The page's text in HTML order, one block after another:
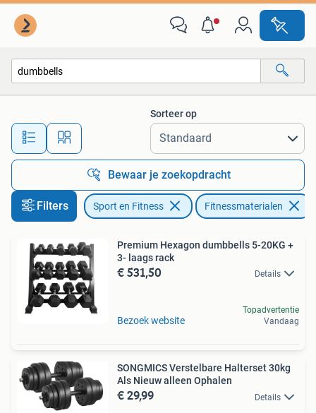
Alle afstanden…
Sorteer op
Bewaar je zoekopdracht
Filters Sport en Fitness Fitnessmaterialen
Premium Hexagon dumbbells 5-20KG +
3- laags rack
€ 531,50 Details
Bezoek website
Topadvertentie
Vandaag
SONGMICS Verstelbare Halterset 30kg
Als Nieuw alleen Ophalen
€ 29,99 Details